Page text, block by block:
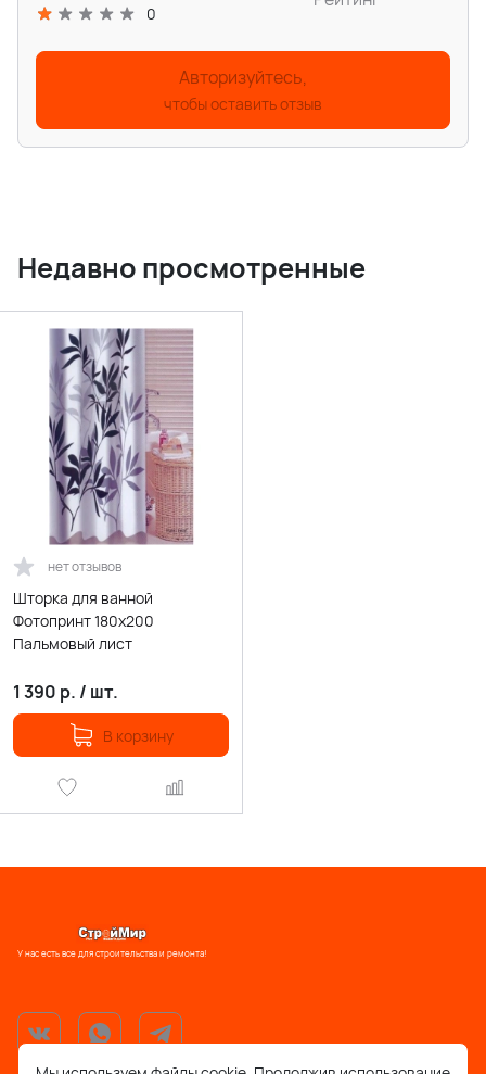
0
Авторизуйтесь,
чтобы оставить отзыв
Недавно просмотренные
нет отзывов
Шторка для ванной
Фотопринт 180х200
Пальмовый лист
1 390 р. / шт.
В корзину
У нас есть все для строительства и ремонта!